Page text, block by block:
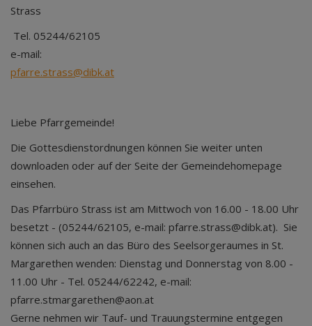
Tel. 05244/62105
e-mail:
pfarre.strass@dibk.at
Liebe Pfarrgemeinde!
Die Gottesdienstordnungen können Sie weiter unten
downloaden oder auf der Seite der Gemeindehomepage
einsehen.
Das Pfarrbüro Strass ist am Mittwoch von 16.00 - 18.00 Uhr
besetzt - (05244/62105, e-mail: pfarre.strass@dibk.at). Sie
können sich auch an das Büro des Seelsorgeraumes in St.
Margarethen wenden: Dienstag und Donnerstag von 8.00 -
11.00 Uhr - Tel. 05244/62242, e-mail:
pfarre.stmargarethen@aon.at
Gerne nehmen wir Tauf- und Trauungstermine entgegen